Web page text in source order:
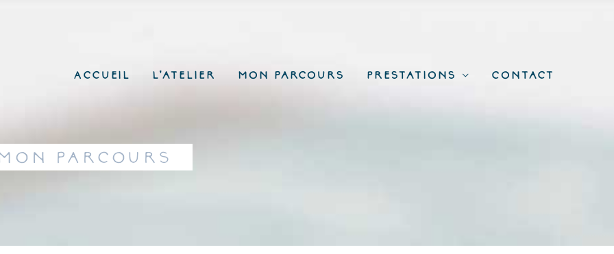
Accueil L’atelier Mon parcours Prestations Contact
parcours